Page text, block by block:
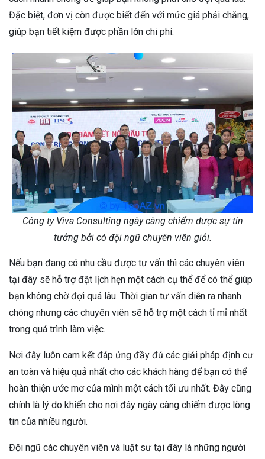
Đặc biệt, đơn vị còn được biết đến với mức giá phải chăng,
giúp bạn tiết kiệm được phần lớn chi phí.
Công ty Viva Consulting ngày càng chiếm được sự tin
tưởng bởi có đội ngũ chuyên viên giỏi.
Nếu bạn đang có nhu cầu được tư vấn thì các chuyên viên
tại đây sẽ hỗ trợ đặt lịch hẹn một cách cụ thể để có thể giúp
bạn không chờ đợi quá lâu. Thời gian tư vấn diễn ra nhanh
chóng nhưng các chuyên viên sẽ hỗ trợ một cách tỉ mỉ nhất
trong quá trình làm việc.
Nơi đây luôn cam kết đáp ứng đầy đủ các giải pháp định cư
an toàn và hiệu quả nhất cho các khách hàng để bạn có thể
hoàn thiện ước mơ của mình một cách tối ưu nhất. Đây cũng
chính là lý do khiến cho nơi đây ngày càng chiếm được lòng
tin của nhiều người.
Đội ngũ các chuyên viên và luật sư tại đây là những người